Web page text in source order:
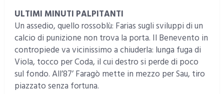
ULTIMI MINUTI PALPITANTI
Un assedio, quello rossoblù: Farias sugli sviluppi di un
calcio di punizione non trova la porta. Il Benevento in
contropiede va vicinissimo a chiuderla: lunga fuga di
Viola, tocco per Coda, il cui destro si perde di poco
sul fondo. All’87’ Faragò mette in mezzo per Sau, tiro
piazzato senza fortuna.